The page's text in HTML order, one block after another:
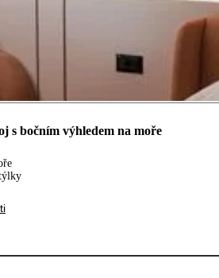
s bočním výhledem na moře